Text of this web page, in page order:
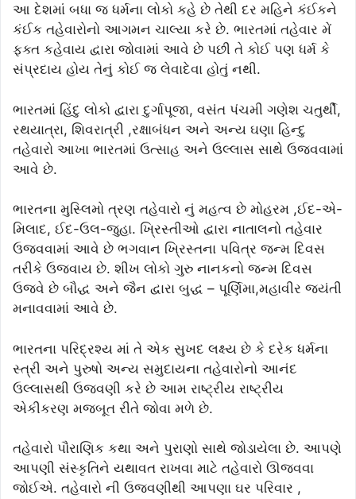
આ દેશમાં બધા જ ધર્મના લોકો કહે છે તેથી દર મહિને કંઈકને
કંઈક તહેવારોનો આગમન ચાલ્યા કરે છે. ભારતમાં તહેવાર મેં
ફક્ત કહેવાય દ્વારા જોવામાં આવે છે પછી તે કોઈ પણ ધર્મ કે
સંપ્રદાય હોય તેનું કોઈ જ લેવાદેવા હોતું નથી.
ભારતમાં હિંદુ લોકો દ્વારા દુર્ગાપૂજા, વસંત પંચમી ગણેશ ચતુર્થી,
રથયાત્રા, શિવરાત્રી ,રક્ષાબંધન અને અન્ય ઘણા હિન્દુ
તહેવારો આખા ભારતમાં ઉત્સાહ અને ઉલ્લાસ સાથે ઉજવવામાં
આવે છે.
ભારતના મુસ્લિમો ત્રણ તહેવારો નું મહત્વ છે મોહરમ ,ઈદ-એ-
મિલાદ, ઈદ-ઉલ-જુહા. ખ્રિસ્તીઓ દ્વારા નાતાલનો તહેવાર
ઉજવવામાં આવે છે ભગવાન ખ્રિસ્તના પવિત્ર જન્મ દિવસ
તરીકે ઉજવાય છે. શીખ લોકો ગુરુ નાનકનો જન્મ દિવસ
ઉજવે છે બૌદ્ધ અને જૈન દ્વારા બુદ્ધ – પૂર્ણિમા,મહાવીર જયંતી
મનાવવામાં આવે છે.
ભારતના પરિદ્રશ્ય માં તે એક સુખદ લક્ષ્ય છે કે દરેક ધર્મના
સ્ત્રી અને પુરુષો અન્ય સમુદાયના તહેવારોનો આનંદ
ઉલ્લાસથી ઉજવણી કરે છે આમ રાષ્ટ્રીય રાષ્ટ્રીય
એકીકરણ મજબૂત રીતે જોવા મળે છે.
તહેવારો પૌરાણિક કથા અને પુરાણો સાથે જોડાયેલા છે. આપણે
આપણી સંસ્કૃતિને યથાવત રાખવા માટે તહેવારો ઊજવવા
જોઈએ. તહેવારો ની ઉજવણીથી આપણા ઘર પરિવાર ,